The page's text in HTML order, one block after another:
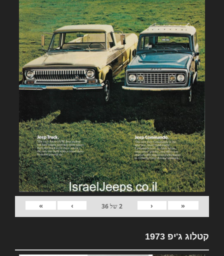
«
‹
2של36
›
»
קטלוג ג'יפ 1973